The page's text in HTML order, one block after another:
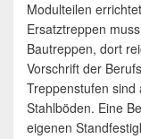
Modulteilen
Ersatztreppen
Bautreppen, dort
Vorschrift der
Treppenstufen
Stahlböden. Eine
eigenen